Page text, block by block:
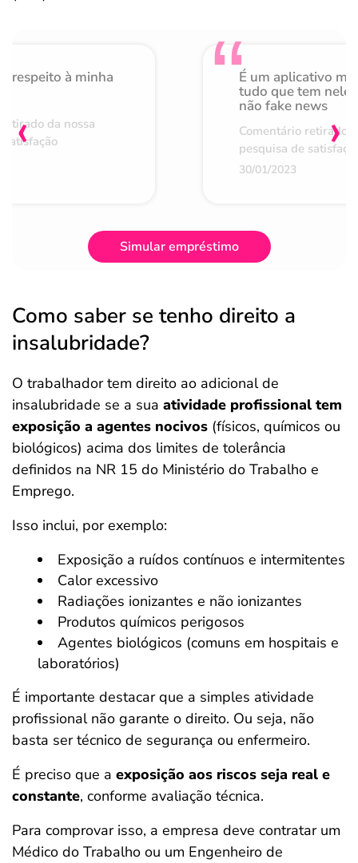
respeito à minha
da nossa
É um aplicativo
tudo que tem nele
não fake news
Comentário retirado
pesquisa de
30/01/2023
‹ ›
Simular empréstimo
Como saber se tenho direito a
insalubridade?
O trabalhador tem direito ao adicional de
insalubridade se a sua atividade profissional tem
exposição a agentes nocivos (físicos, químicos ou
biológicos) acima dos limites de tolerância
definidos na NR 15 do Ministério do Trabalho e
Emprego.
Isso inclui, por exemplo:
Exposição a ruídos contínuos e intermitentes
Calor excessivo
Radiações ionizantes e não ionizantes
Produtos químicos perigosos
Agentes biológicos (comuns em hospitais e
laboratórios)
É importante destacar que a simples atividade
profissional não garante o direito. Ou seja, não
basta ser técnico de segurança ou enfermeiro.
É preciso que a exposição aos riscos seja real e
constante, conforme avaliação técnica.
Para comprovar isso, a empresa deve contratar um
Médico do Trabalho ou um Engenheiro de